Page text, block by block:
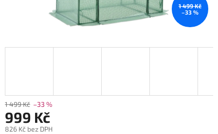
1 499 Kč
–33 %
1 499 Kč –33 %
999 Kč
826 Kč bez DPH